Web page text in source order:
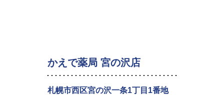
かえで薬局 宮の沢店
札幌市西区宮の沢一条1丁目1番地